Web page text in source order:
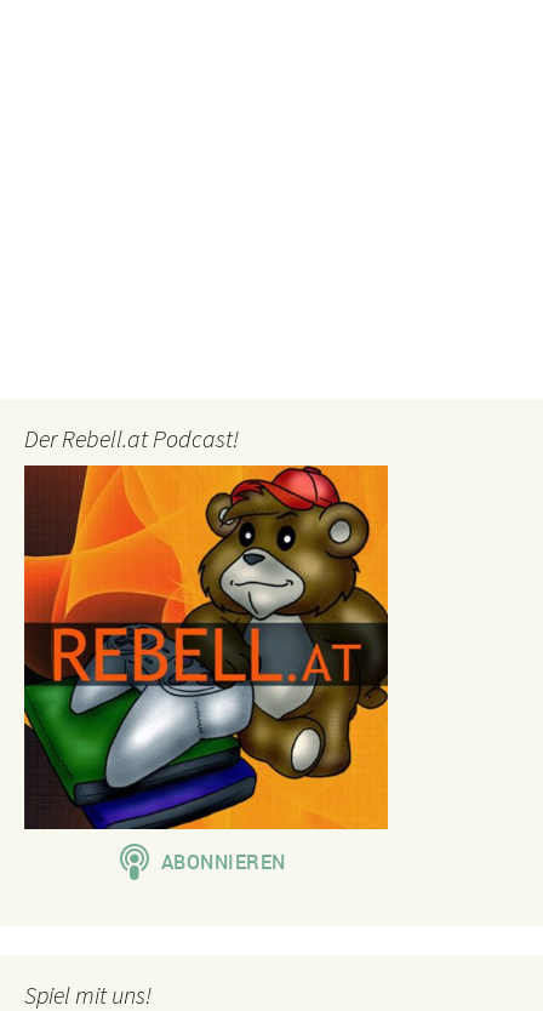
Der Rebell.at Podcast!
Spiel mit uns!